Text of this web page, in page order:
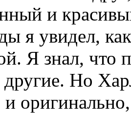
и
я увидел,
Я знал, что
Но
и